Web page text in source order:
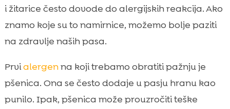
i žitarice često dovode do alergijskih reakcija. Ako
znamo koje su to namirnice, možemo bolje paziti
na zdravlje naših pasa.
Prvialergenna koji trebamo obratiti pažnju je
pšenica. Ona se često dodaje u pasju hranu kao
punilo. Ipak, pšenica može prouzročiti teške